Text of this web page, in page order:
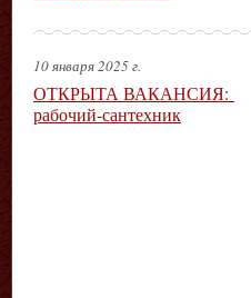
10 января 2025 г.
ОТКРЫТА ВАКАНСИЯ:
рабочий-сантехник